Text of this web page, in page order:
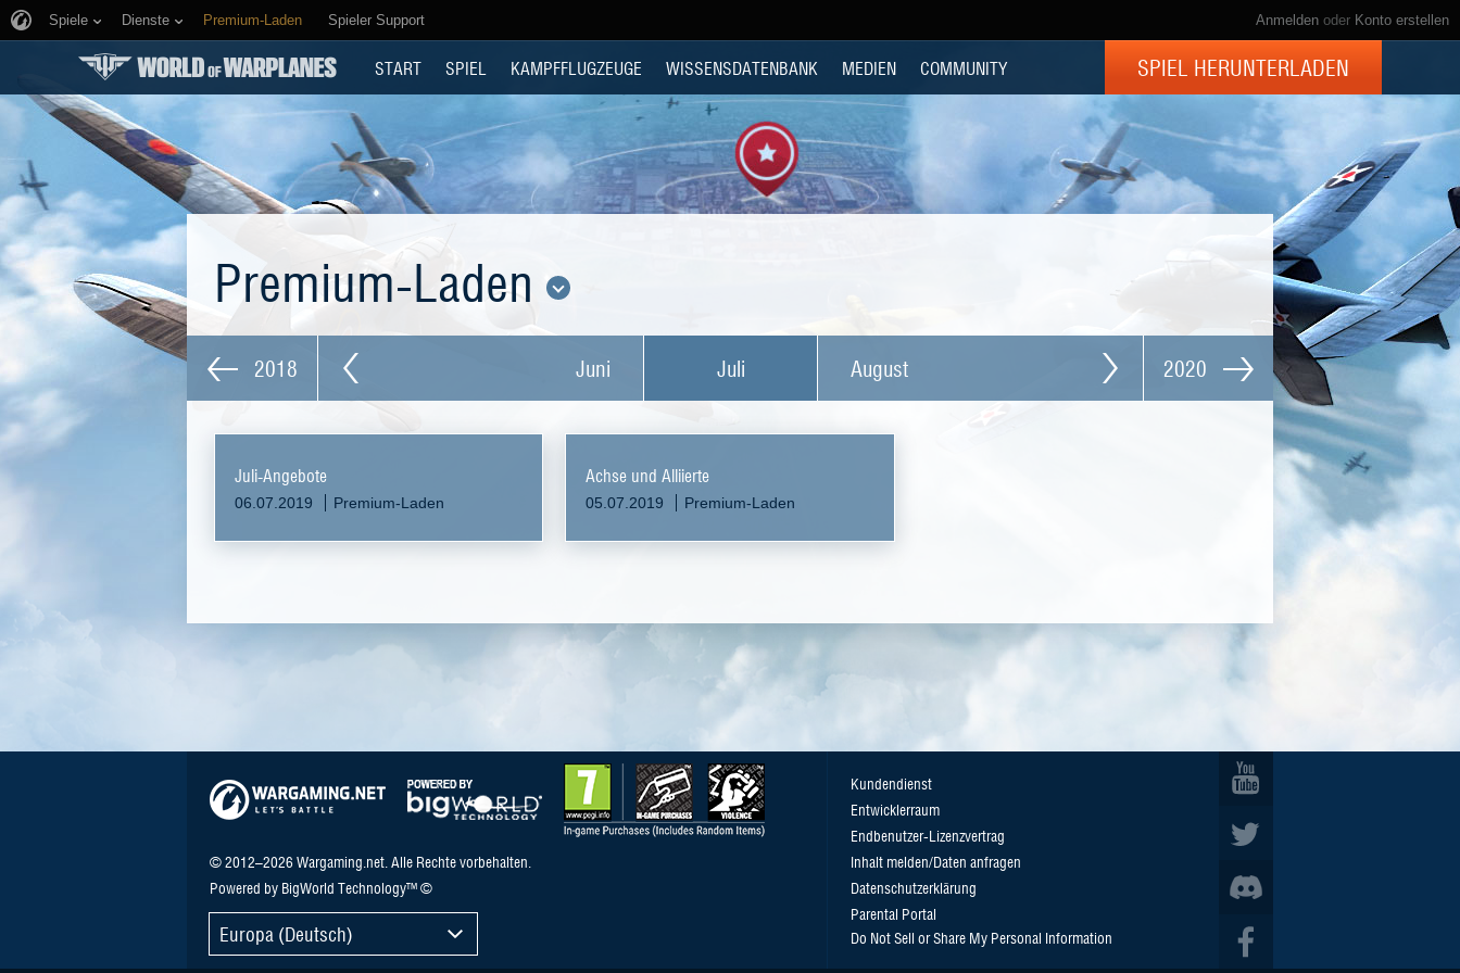
Anmelden oder Konto erstellen
Spiele Dienste Premium-Laden Spieler Support
START SPIEL KAMPFFLUGZEUGE WISSENSDATENBANK MEDIEN COMMUNITY SPIEL HERUNTERLADEN
Premium-Laden
2018 Juni Juli August 2020
Juli-Angebote
06.07.2019 Premium-Laden
Achse und Alliierte
05.07.2019 Premium-Laden
© 2012–2026 Wargaming.net. Alle Rechte vorbehalten.
Powered by BigWorld Technology™ ©
Europa (Deutsch)
Kundendienst
Entwicklerraum
Endbenutzer-Lizenzvertrag
Inhalt melden/Daten anfragen
Datenschutzerklärung
Parental Portal
Do Not Sell or Share My Personal Information